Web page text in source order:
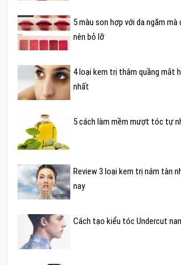
5 màu son hợp với da ngăm mà
nên bỏ lỡ
4 loại kem trị thâm quầng mắt
nhất
5 cách làm mềm mượt tóc tự
Review 3 loại kem trị nám tàn
nay
Cách tạo kiểu tóc Undercut